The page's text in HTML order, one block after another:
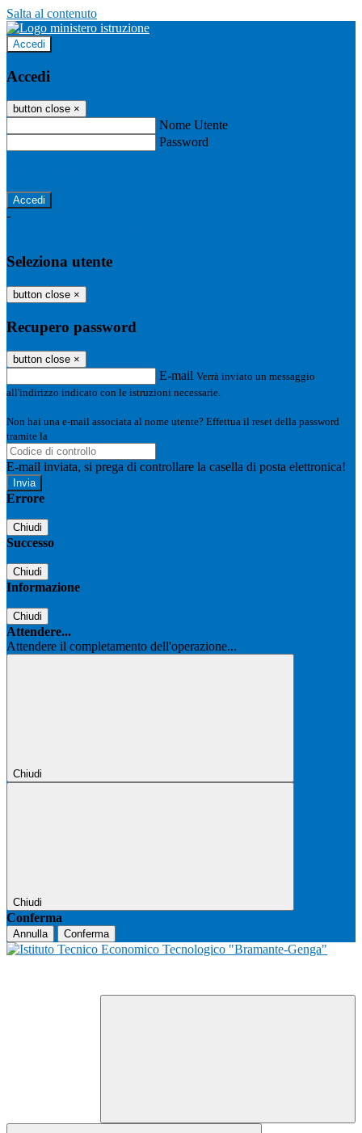
Salta al contenuto
Accedi
Accedi
button close ×
Nome Utente
Password
-
Seleziona utente
button close ×
Recupero password
button close ×
E-mail Verrà inviato un messaggio
all'indirizzo indicato con le istruzioni necessarie.
Non hai una e-mail associata al nome utente? Effettua il reset della password
tramite la
E-mail inviata, si prega di controllare la casella di posta elettronica!
Errore
Chiudi
Successo
Chiudi
Informazione
Chiudi
Attendere...
Attendere il completamento dell'operazione...
Chiudi
Chiudi
Conferma
Annulla Conferma